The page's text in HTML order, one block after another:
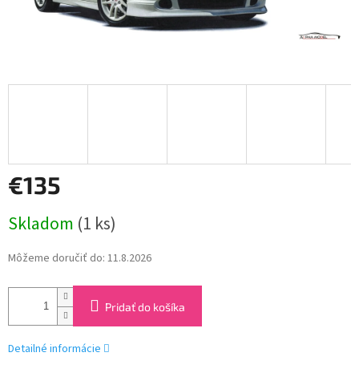
€135
cena:
Skladom (1 ks)
Môžeme doručiť do: 11.8.2026
Pridať do košíka
Detailné informácie